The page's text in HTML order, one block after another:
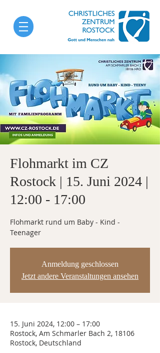
Flohmarkt im CZ
Rostock | 15. Juni 2024 |
12:00 - 17:00
Flohmarkt rund um Baby - Kind -
Teenager
Anmeldung geschlossen
Jetzt andere Veranstaltungen ansehen
15. Juni 2024, 12:00 – 17:00
Rostock, Am Schmarler Bach 2, 18106
Rostock, Deutschland